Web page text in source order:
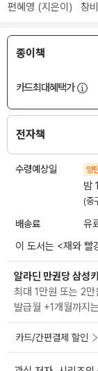
편혜영 (지은이) 창비
종이책
카드최대혜택가
전자책
수령예상일 양
밤
(중
배송료
유
이 도서는 <재와 빨
알라딘 만권당 삼성
최대 1만원 또는 2
발급월 +1개월까지
카드/간편결제 할인